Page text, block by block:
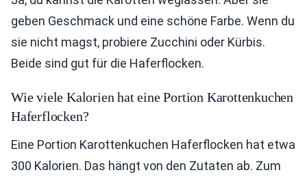
geben Geschmack und eine schöne Farbe. Wenn du
sie nicht magst, probiere Zucchini oder Kürbis.
Beide sind gut für die Haferflocken.
Wie viele Kalorien hat eine Portion Karottenkuchen
Haferflocken?
Eine Portion Karottenkuchen Haferflocken hat etwa
300 Kalorien. Das hängt von den Zutaten ab. Zum